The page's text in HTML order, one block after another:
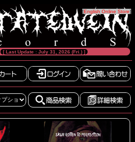
[English Online Store]
[ Last Update : July 31, 2026 (Fri.) ]